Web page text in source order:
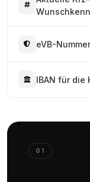
eVB-
IBAN für die
01